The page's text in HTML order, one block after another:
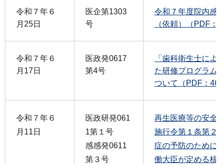
令和７年６
月25日
医企第1303
号
令和７年度院内感
（依頼）（PDF
令和７年６
月17日
医政発0617
第4号
「歯科衛生士に
た研修プログラム
ついて（PDF：
令和７年６
月11日
医政研発061
1第１号
感感発0611
第３号
再生医療等の安全
施行令第１条第２
症の予防のために
働大臣が定める核